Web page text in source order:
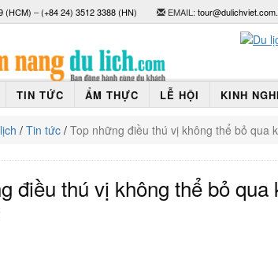
(HCM) –(+84 24) 3512 3388 (HN) EMAIL:
TIN TỨC ẨM THỰC LỄ HỘI KINH
/ Tin tức / Top những điều thú vị không thể bỏ qua
điều thú vị không thể bỏ